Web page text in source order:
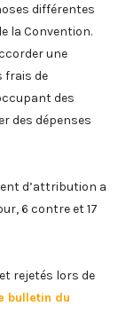
différentes
la Convention.
une
frais de
des
des dépenses
d’attribution a
6 contre et 17
rejetés lors de
bulletin du